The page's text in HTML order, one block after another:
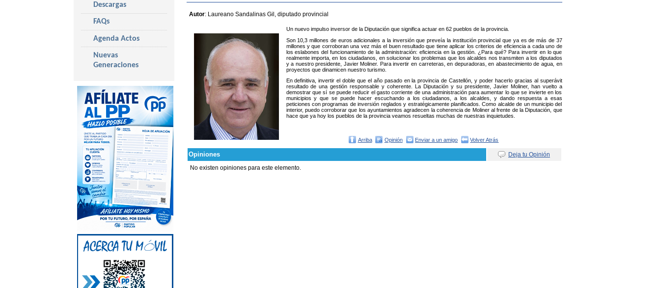
Autor: Laureano Sandalinas Gil, diputado provincial
Un nuevo impulso inversor de la Diputación que significa actuar en 62 pueblos de la provincia.
Son 10,3 millones de euros adicionales a la inversión que preveía la institución provincial que ya es de más de 37
millones y que corroboran una vez más el buen resultado que tiene aplicar los criterios de eficiencia a cada uno de
los eslabones del funcionamiento de la administración: eficiencia en la gestión. ¿Para qué? Para invertir en lo que
realmente importa, en los ciudadanos, en solucionar los problemas que los alcaldes nos transmiten a los diputados
y a nuestro presidente, Javier Moliner. Para invertir en carreteras, en depuradoras, en abastecimiento de agua, en
proyectos que dinamicen nuestro turismo.
En definitiva, invertir el doble que el año pasado en la provincia de Castellón, y poder hacerlo gracias al superávit
resultado de una gestión responsable y coherente. La Diputación y su presidente, Javier Moliner, han vuelto a
demostrar que sí se puede reducir el gasto corriente de una administración para aumentar lo que se invierte en los
municipios y que se puede hacer escuchando a los ciudadanos, a los alcaldes, y dando respuesta a esas
peticiones con programas de inversión reglados y estratégicamente planificados. Como alcalde de un municipio del
interior, puedo corroborar que los ayuntamientos agradecen la coherencia de Moliner al frente de la Diputación, que
hace que ya hoy los pueblos de la provincia veamos resueltas muchas de nuestras inquietudes.
Opiniones
Deja tu Opinión
No existen opiniones para este elemento.
Arriba Opinión Enviar a un amigo Volver Atrás
Descargas
FAQs
Agenda Actos
Nuevas
Generaciones